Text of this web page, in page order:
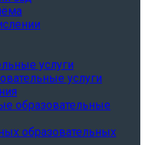
услуги
услуги
образовательные
образовательных